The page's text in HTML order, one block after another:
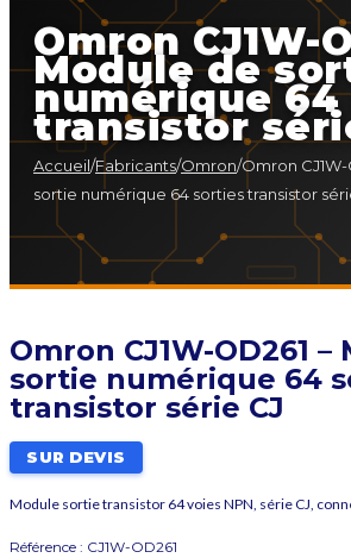
Omron CJ1W-
Module de
numérique
transistor
Accueil/Fabricants/Omron/Omron
sortie numérique 64 sorties transistor
Omron CJ1W-OD261
sortie numérique 64
transistor série CJ
SUR DEVIS
Module sortie transistor 64 voies NPN, série CJ,
Référence : CJ1W-OD261